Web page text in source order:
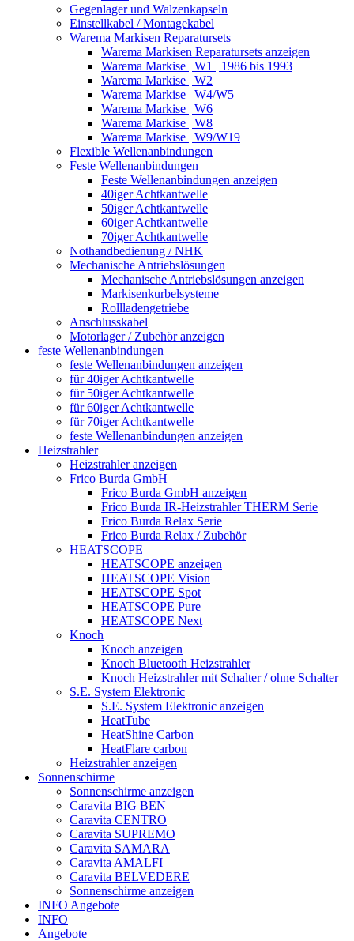
Gegenlager und Walzenkapseln
Einstellkabel / Montagekabel
Warema Markisen Reparatursets
Warema Markisen Reparatursets anzeigen
Warema Markise | W1 | 1986 bis 1993
Warema Markise | W2
Warema Markise | W4/W5
Warema Markise | W6
Warema Markise | W8
Warema Markise | W9/W19
Flexible Wellenanbindungen
Feste Wellenanbindungen
Feste Wellenanbindungen anzeigen
40iger Achtkantwelle
50iger Achtkantwelle
60iger Achtkantwelle
70iger Achtkantwelle
Nothandbedienung / NHK
Mechanische Antriebslösungen
Mechanische Antriebslösungen anzeigen
Markisenkurbelsysteme
Rollladengetriebe
Anschlusskabel
Motorlager / Zubehör anzeigen
feste Wellenanbindungen
feste Wellenanbindungen anzeigen
für 40iger Achtkantwelle
für 50iger Achtkantwelle
für 60iger Achtkantwelle
für 70iger Achtkantwelle
feste Wellenanbindungen anzeigen
Heizstrahler
Heizstrahler anzeigen
Frico Burda GmbH
Frico Burda GmbH anzeigen
Frico Burda IR-Heizstrahler THERM Serie
Frico Burda Relax Serie
Frico Burda Relax / Zubehör
HEATSCOPE
HEATSCOPE anzeigen
HEATSCOPE Vision
HEATSCOPE Spot
HEATSCOPE Pure
HEATSCOPE Next
Knoch
Knoch anzeigen
Knoch Bluetooth Heizstrahler
Knoch Heizstrahler mit Schalter / ohne Schalter
S.E. System Elektronic
S.E. System Elektronic anzeigen
HeatTube
HeatShine Carbon
HeatFlare carbon
Heizstrahler anzeigen
Sonnenschirme
Sonnenschirme anzeigen
Caravita BIG BEN
Caravita CENTRO
Caravita SUPREMO
Caravita SAMARA
Caravita AMALFI
Caravita BELVEDERE
Sonnenschirme anzeigen
INFO Angebote
INFO
Angebote